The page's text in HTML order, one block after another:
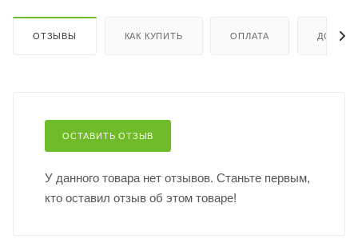
ОТЗЫВЫ КАК КУПИТЬ ОПЛАТА
ОСТАВИТЬ ОТЗЫВ
У данного товара нет отзывов. Станьте первым,
кто оставил отзыв об этом товаре!